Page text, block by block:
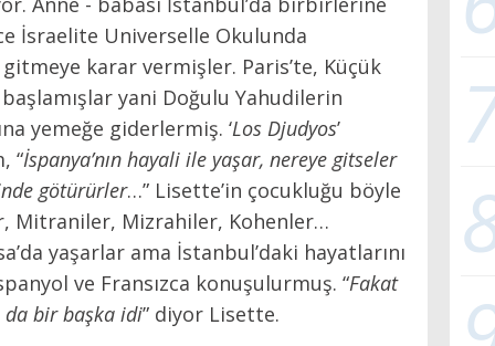
İsraelite Universelle Okulunda
karar vermişler. Paris’te, Küçük
yani Doğulu Yahudilerin
yemeğe giderlermiş. ‘Los Djudyos’
“İspanya’nın hayali ile yaşar, nereye gitseler
götürürler…” Lisette’in çocukluğu böyle
Mitraniler, Mizrahiler, Kohenler…
yaşarlar ama İstanbul’daki hayatlarını
ve Fransızca konuşulurmuş. “Fakat
da bir başka idi” diyor Lisette.